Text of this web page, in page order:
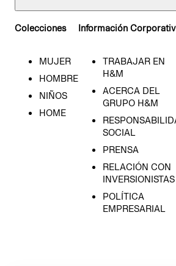
Colecciones
MUJER
HOMBRE
NIÑOS
HOME
Información
TRABAJAR EN
H&M
ACERCA DEL
GRUPO H&M
SOCIAL
PRENSA
RELACIÓN CON
INVERSIONISTAS
POLÍTICA
EMPRESARIAL